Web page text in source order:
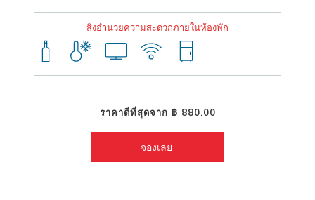
พิกัดโรงแรมฮ็อป อินน์ ภูเก็ต โอลด์ทาวน์
callcenter@hopinnhotel.com
สิ่งอำนวยความสะดวกภายในห้องพัก
ราคาดีที่สุดจาก ฿ 880.00
จองเลย